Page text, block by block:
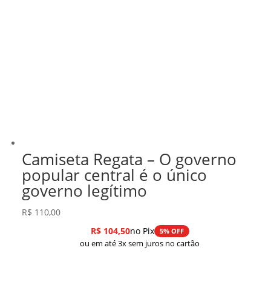
Camiseta Regata – O governo
popular central é o único
governo legítimo
R$ 110,00
R$104,50no Pix 5% OFF
ou em até 3x sem juros no cartão